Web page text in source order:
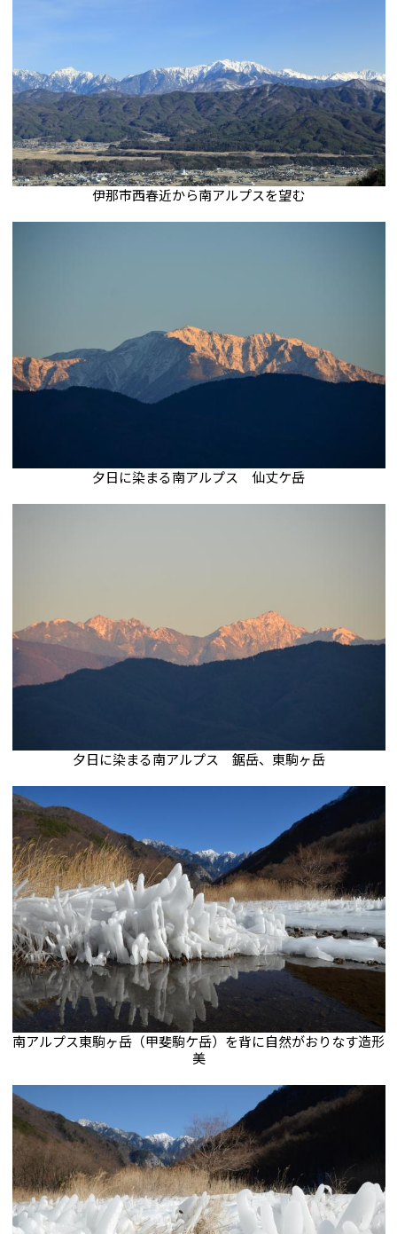
伊那市西春近から南アルプスを望む
夕日に染まる南アルプス 仙丈ケ岳
夕日に染まる南アルプス 鋸岳、東駒ヶ岳
南アルプス東駒ヶ岳（甲斐駒ケ岳）を背に自然がおりなす造形
美